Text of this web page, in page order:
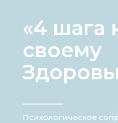
«4 шага
своему
Психологическое